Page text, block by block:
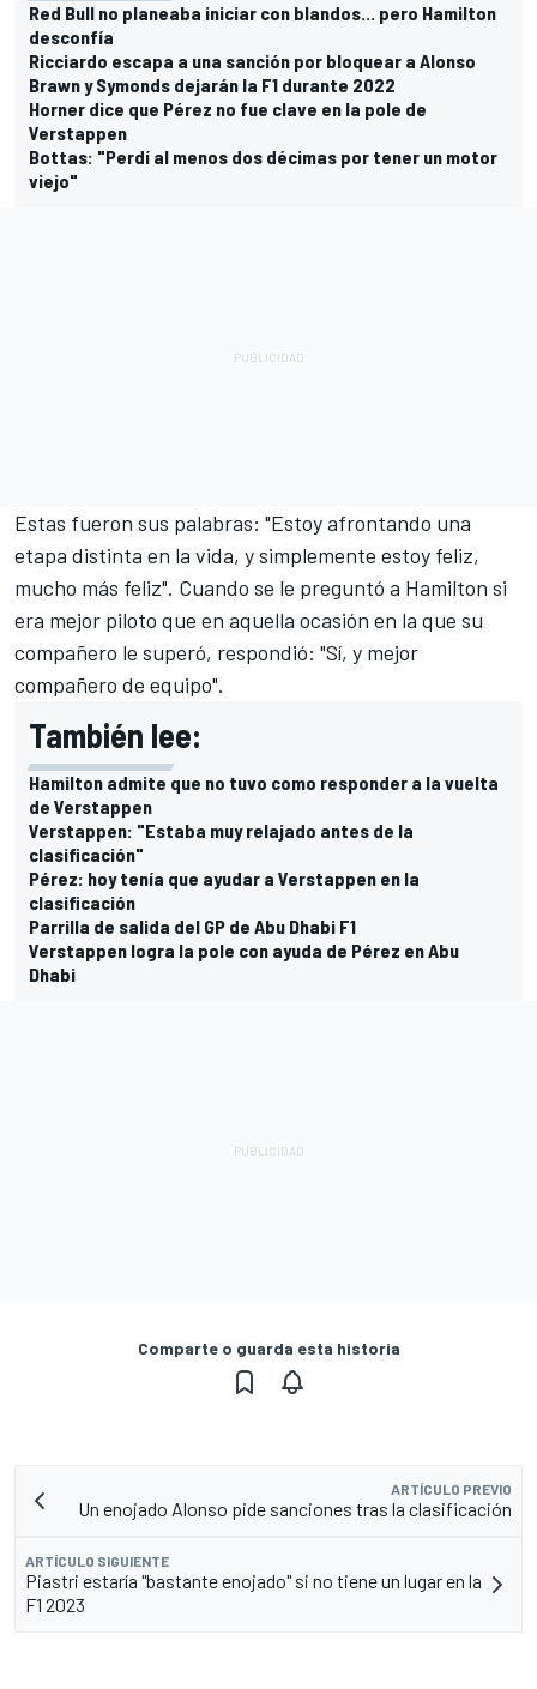
Red Bull no planeaba iniciar con blandos... pero Hamilton
desconfía
Ricciardo escapa a una sanción por bloquear a Alonso
Brawn y Symonds dejarán la F1 durante 2022
Horner dice que Pérez no fue clave en la pole de
Verstappen
Bottas: "Perdí al menos dos décimas por tener un motor
viejo"
Estas fueron sus palabras: "Estoy afrontando una
etapa distinta en la vida, y simplemente estoy feliz,
mucho más feliz". Cuando se le preguntó a Hamilton si
era mejor piloto que en aquella ocasión en la que su
compañero le superó, respondió: "Sí, y mejor
compañero de equipo".
También lee:
Hamilton admite que no tuvo como responder a la vuelta
de Verstappen
Verstappen: "Estaba muy relajado antes de la
clasificación"
Pérez: hoy tenía que ayudar a Verstappen en la
clasificación
Parrilla de salida del GP de Abu Dhabi F1
Verstappen logra la pole con ayuda de Pérez en Abu
Dhabi
Comparte o guarda esta historia
ARTÍCULO PREVIO
Un enojado Alonso pide sanciones tras la clasificación
ARTÍCULO SIGUIENTE
Piastri estaría "bastante enojado" si no tiene un lugar en la
F1 2023